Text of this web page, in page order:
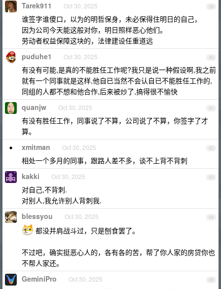
39
Tarek911 Oct 30, 2025
谁签字谁傻口，以为的明哲保身，未必保得住明日的自己，
因为公司今天能这般对你，明日照样恶心他们。
劳动者权益保障这块的，法律建设任重道远
40
puduhe1 Oct 30, 2025
有没有可能,是真的不能胜任工作呢?我只是说一种假设啊,我之前
就有一个同事就是这样,他自已当然不会认自已不能胜任工作的,
同组的人都不想和他合作,后来被炒了,搞得很不愉快
41
quanjw Oct 30, 2025
有没有胜任工作，同事说了不算，公司说了不算，你签字了才
算。
42
xmitman Oct 30, 2025
相处一个多月的同事，跟路人差不多，谈不上背不背刺
43
kakki Oct 30, 2025
对自己,不背刺.
对别人,我允许别人背刺我.
44
blessyou Oct 30, 2025
都没并肩战斗过，只是刨食罢了。
不过吧，确实挺恶心人的，各有各的苦，帮了你人家的房贷你也
不帮人家还。
45
GeminiPro Oct 30, 2025